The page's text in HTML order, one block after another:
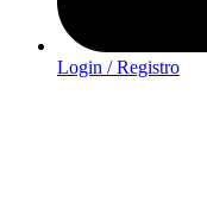
Login / Registro